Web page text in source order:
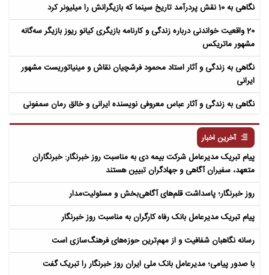
نگاهی به 10 نقش پردرآمد تاریخ سینما که بازیگرانش را میلیونر کرد
20 واقعیت خواندنی درباره زندگی و کارنامه بازیگری کیانو ریوز بازیگر سه‌گانه
مشهور ماتریکس
نگاهی به زندگی و آثار استاد محمود فرشچیان نقاش و مینیاتوریست مشهور
ایرانی
نگاهی به زندگی و آثار عباس معروفی نویسنده ایرانی و خالق رمان سمفونی
آخرین اخبار
پیام تبریک مدیرعامل شرکت بیمه دی به مناسبت روز خبرنگار: خبرنگاران
متعهد، سفیران آگاهی و جهادگران تبیین هستند
روز خبرنگار؛ پاسداشت قلم‌های آگاهی‌بخش و مسئولیت‌مدار
پیام تبریک مدیرعامل بانک رفاه کارگران به مناسبت روز خبرنگار
رسانه نگاهبان شفافیت و از مهم‌ترین حوزه‌های فرهنگ‌سازی است
با صدور پیامی؛ مدیرعامل بانک ملی ایران روز خبرنگار را تبریک گفت